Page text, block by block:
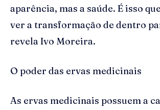
aparência, mas a saúde. É isso
ver a transformação de dentro
revela Ivo Moreira.
O poder das ervas medicinais
As ervas medicinais possuem a